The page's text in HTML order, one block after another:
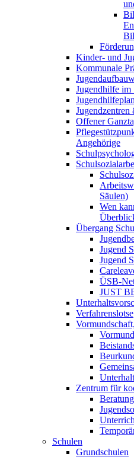
Kinder- und
Kommunale
Jugendhilfe im
Offener
Angehörige
Säulen)
Wen
Übergang
Jugend
Jugend
ÜSB-
JUST
Verfahrenslotse
Zentrum für
Beratung
Schulen
Grundschulen